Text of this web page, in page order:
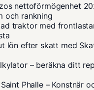
nettoförmögenhet
och rankning
traktor med
lön efter skatt med
– beräkna ditt
Phalle – Konstnär